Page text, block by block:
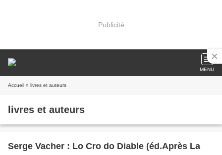
Publicité
MENU
Accueil » livres et auteurs
livres et auteurs
Serge Vacher : Lo Cro do Diable (éd.Après La